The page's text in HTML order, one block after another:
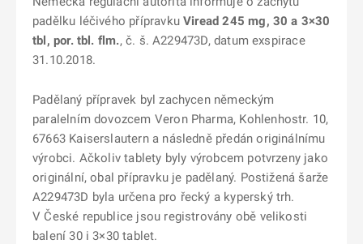
padělku léčivého přípravkuViread 245 mg, 30 a 3×30
tbl, por. tbl. flm., č. š. A229473D, datum exspirace
31.10.2018.
Padělaný přípravek byl zachycen německým
paralelním dovozcem Veron Pharma, Kohlenhostr. 10,
67663 Kaiserslautern a následně předán originálnímu
výrobci. Ačkoliv tablety byly výrobcem potvrzeny jako
originální, obal přípravku je padělaný. Postižená šarže
A229473D byla určena pro řecký a kyperský trh.
V České republice jsou registrovány obě velikosti
balení 30 i 3×30 tablet.